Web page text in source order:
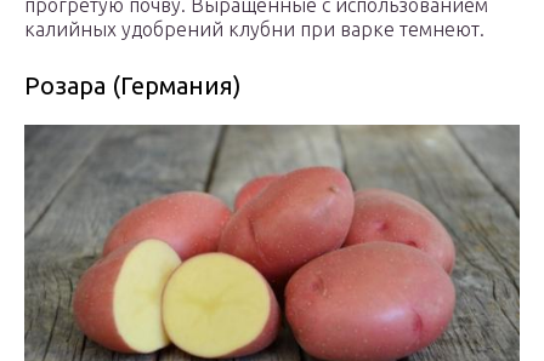
прогретую почву. Выращенные с использованием
калийных удобрений клубни при варке темнеют.
Розара (Германия)